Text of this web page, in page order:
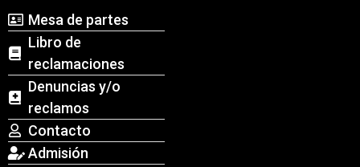
Mesa de partes
Libro de
reclamaciones
Denuncias y/o
reclamos
Contacto
Admisión